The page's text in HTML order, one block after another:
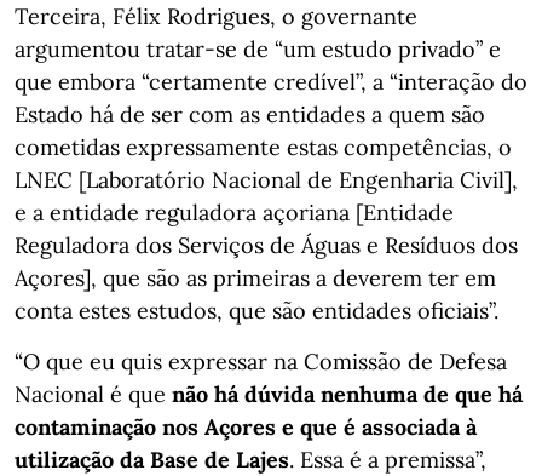
Terceira, Félix Rodrigues, o governante
argumentou tratar-se de “um estudo privado” e
que embora “certamente credível”, a “interação do
Estado há de ser com as entidades a quem são
cometidas expressamente estas competências, o
LNEC [Laboratório Nacional de Engenharia Civil],
e a entidade reguladora açoriana [Entidade
Reguladora dos Serviços de Águas e Resíduos dos
Açores], que são as primeiras a deverem ter em
conta estes estudos, que são entidades oficiais”.
“O que eu quis expressar na Comissão de Defesa
Nacional é que não há dúvida nenhuma de que há
contaminação nos Açores e que é associada à
utilização da Base de Lajes. Essa é a premissa”,